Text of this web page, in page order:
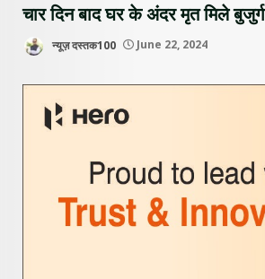
चार दिन बाद घर के अंदर मृत मिले बुजुर्ग
न्यूज़ दस्तक100 June 22, 2024